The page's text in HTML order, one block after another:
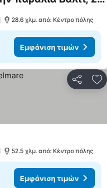
28.6 χλμ. από: Κέντρο πόλης
Εμφάνιση τιμών
52.5 χλμ. από: Κέντρο πόλης
Εμφάνιση τιμών